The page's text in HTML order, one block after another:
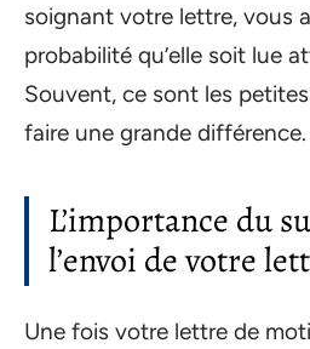
soignant votre lettre, vous
probabilité qu’elle soit lue
Souvent, ce sont les
faire une grande différence.
L’importance du
l’envoi de votre
Une fois votre lettre de